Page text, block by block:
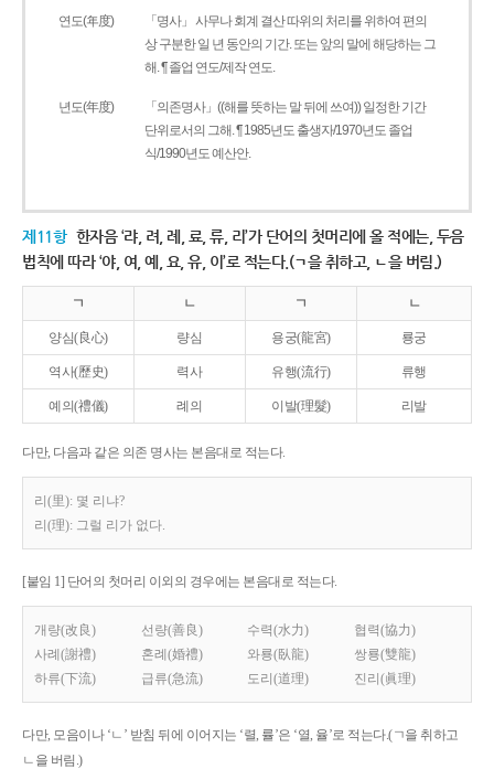
연도(年度)
「명사」 사무나 회계 결산 따위의 처리를 위하여 편의
상 구분한 일 년 동안의 기간. 또는 앞의 말에 해당하는 그
해. ¶ 졸업 연도/제작 연도.
년도(年度)
「의존명사」((해를 뜻하는 말 뒤에 쓰여)) 일정한 기간
단위로서의 그해. ¶ 1985년도 출생자/1970년도 졸업
식/1990년도 예산안.
제11항 한자음 ‘랴, 려, 례, 료, 류, 리’가 단어의 첫머리에 올 적에는, 두음
법칙에 따라 ‘야, 여, 예, 요, 유, 이’로 적는다.(ㄱ을 취하고, ㄴ을 버림.)
ㄱ ㄴ ㄱ ㄴ
양심(良心) 량심 용궁(龍宮) 룡궁
역사(歷史) 력사 유행(流行) 류행
예의(禮儀) 례의 이발(理髮) 리발
다만, 다음과 같은 의존 명사는 본음대로 적는다.
리(里): 몇 리냐?
리(理): 그럴 리가 없다.
[붙임 1] 단어의 첫머리 이외의 경우에는 본음대로 적는다.
개량(改良) 선량(善良) 수력(水力)
협력(協力)
사례(謝禮)
혼례(婚禮) 와룡(臥龍)
쌍룡(雙龍)
하류(下流)
급류(急流) 도리(道理) 진리(眞理)
다만, 모음이나 ‘ㄴ’ 받침 뒤에 이어지는 ‘렬, 률’은 ‘열, 율’로 적는다.(ㄱ을 취하고
ㄴ을 버림.)